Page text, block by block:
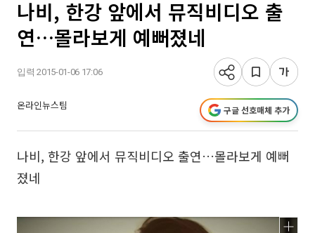
나비, 한강 앞에서 뮤직비디오 출
연…몰라보게 예뻐졌네
입력 2015-01-06 17:06
온라인뉴스팀 구글 선호매체 추가
나비, 한강 앞에서 뮤직비디오 출연…몰라보게 예뻐
졌네